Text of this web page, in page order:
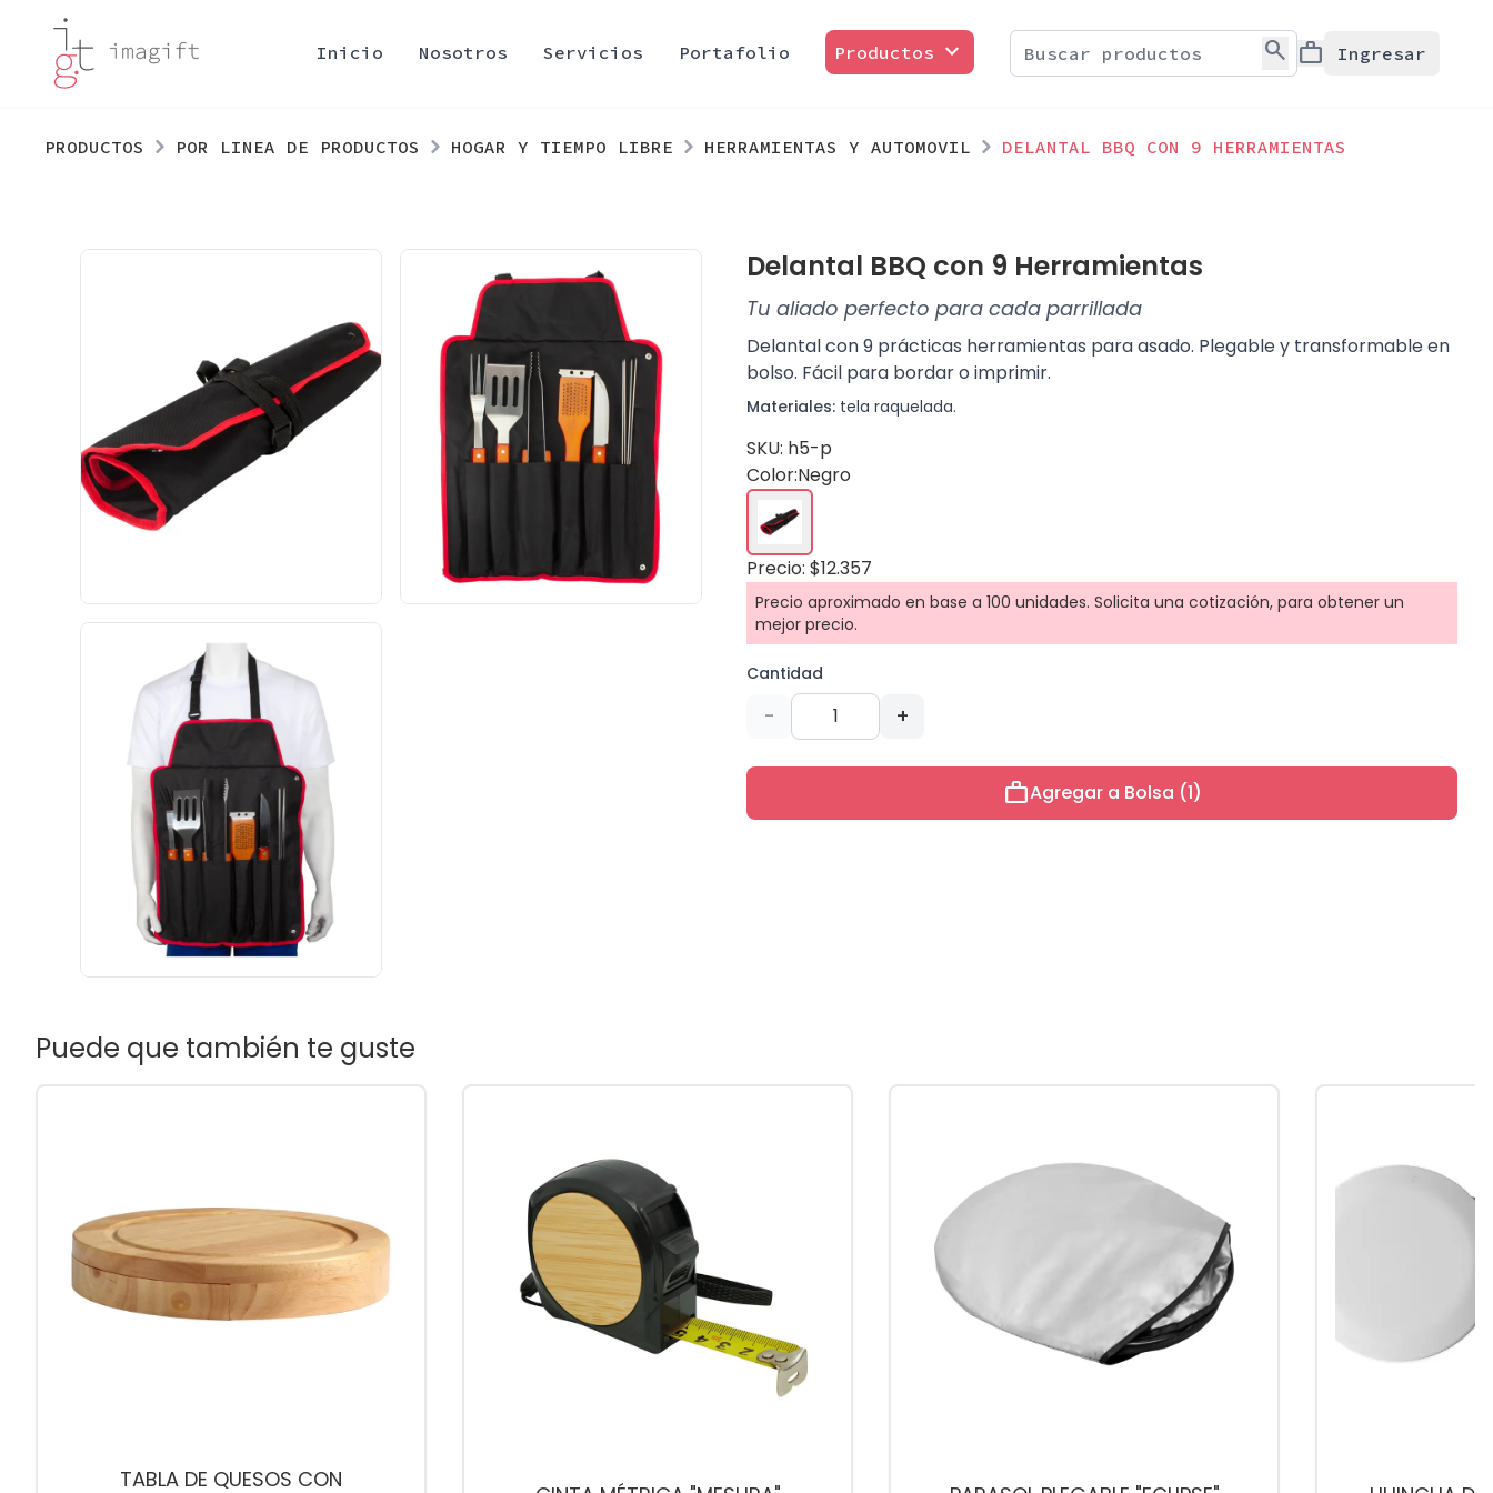
Inicio Nosotros Servicios Portafolio Productos expand_more search work Ingresar
PRODUCTOS POR LINEA DE PRODUCTOS HOGAR Y TIEMPO LIBRE HERRAMIENTAS Y AUTOMOVIL DELANTAL BBQ CON 9 HERRAMIENTAS
Delantal BBQ con 9 Herramientas
Tu aliado perfecto para cada parrillada
Delantal con 9 prácticas herramientas para asado. Plegable y transformable en
bolso. Fácil para bordar o imprimir.
Materiales: tela raquelada.
SKU: h5-p
Color:Negro
Precio: $12.357
Precio aproximado en base a 100 unidades. Solicita una cotización, para obtener un
mejor precio.
Cantidad
- +
workAgregar a Bolsa (1)
Puede que también te guste
TABLA DE QUESOS CON